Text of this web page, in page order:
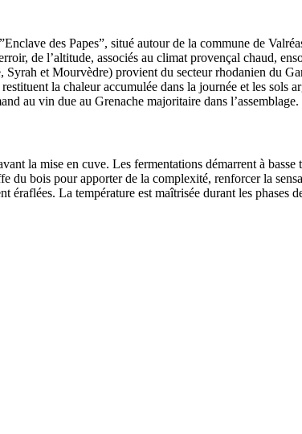
des Papes”, situé autour de la commune de
, de l’altitude, associés au climat provençal chaud,
Syrah et Mourvèdre) provient du secteur rhodanien du
la chaleur accumulée dans la journée et les sols
au vin due au Grenache majoritaire dans l’assemblage.
la mise en cuve. Les fermentations démarrent à
du bois pour apporter de la complexité, renforcer la
éraflées. La température est maîtrisée durant les phases